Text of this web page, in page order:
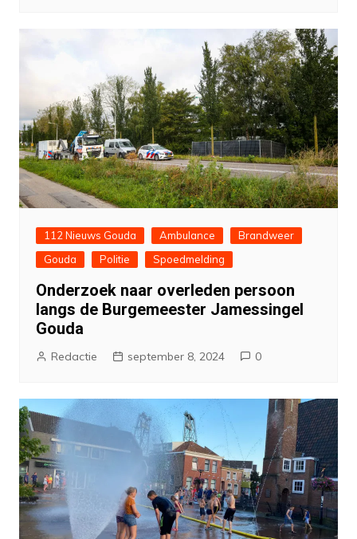
112 Nieuws Gouda Ambulance
Brandweer
Gouda
Politie Spoedmelding
Onderzoek naar overleden persoon
langs de Burgemeester Jamessingel
Gouda
Redactie september 8, 2024 0